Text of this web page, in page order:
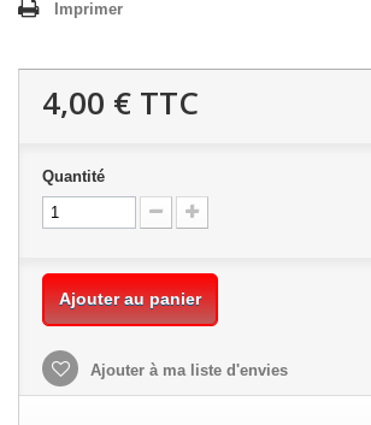
Imprimer
4,00 € TTC
Quantité
Ajouter au panier
Ajouter à ma liste d'envies